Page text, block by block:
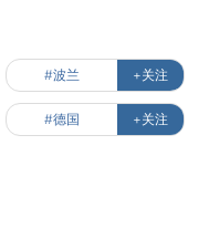
#波兰 +关注
#德国 +关注